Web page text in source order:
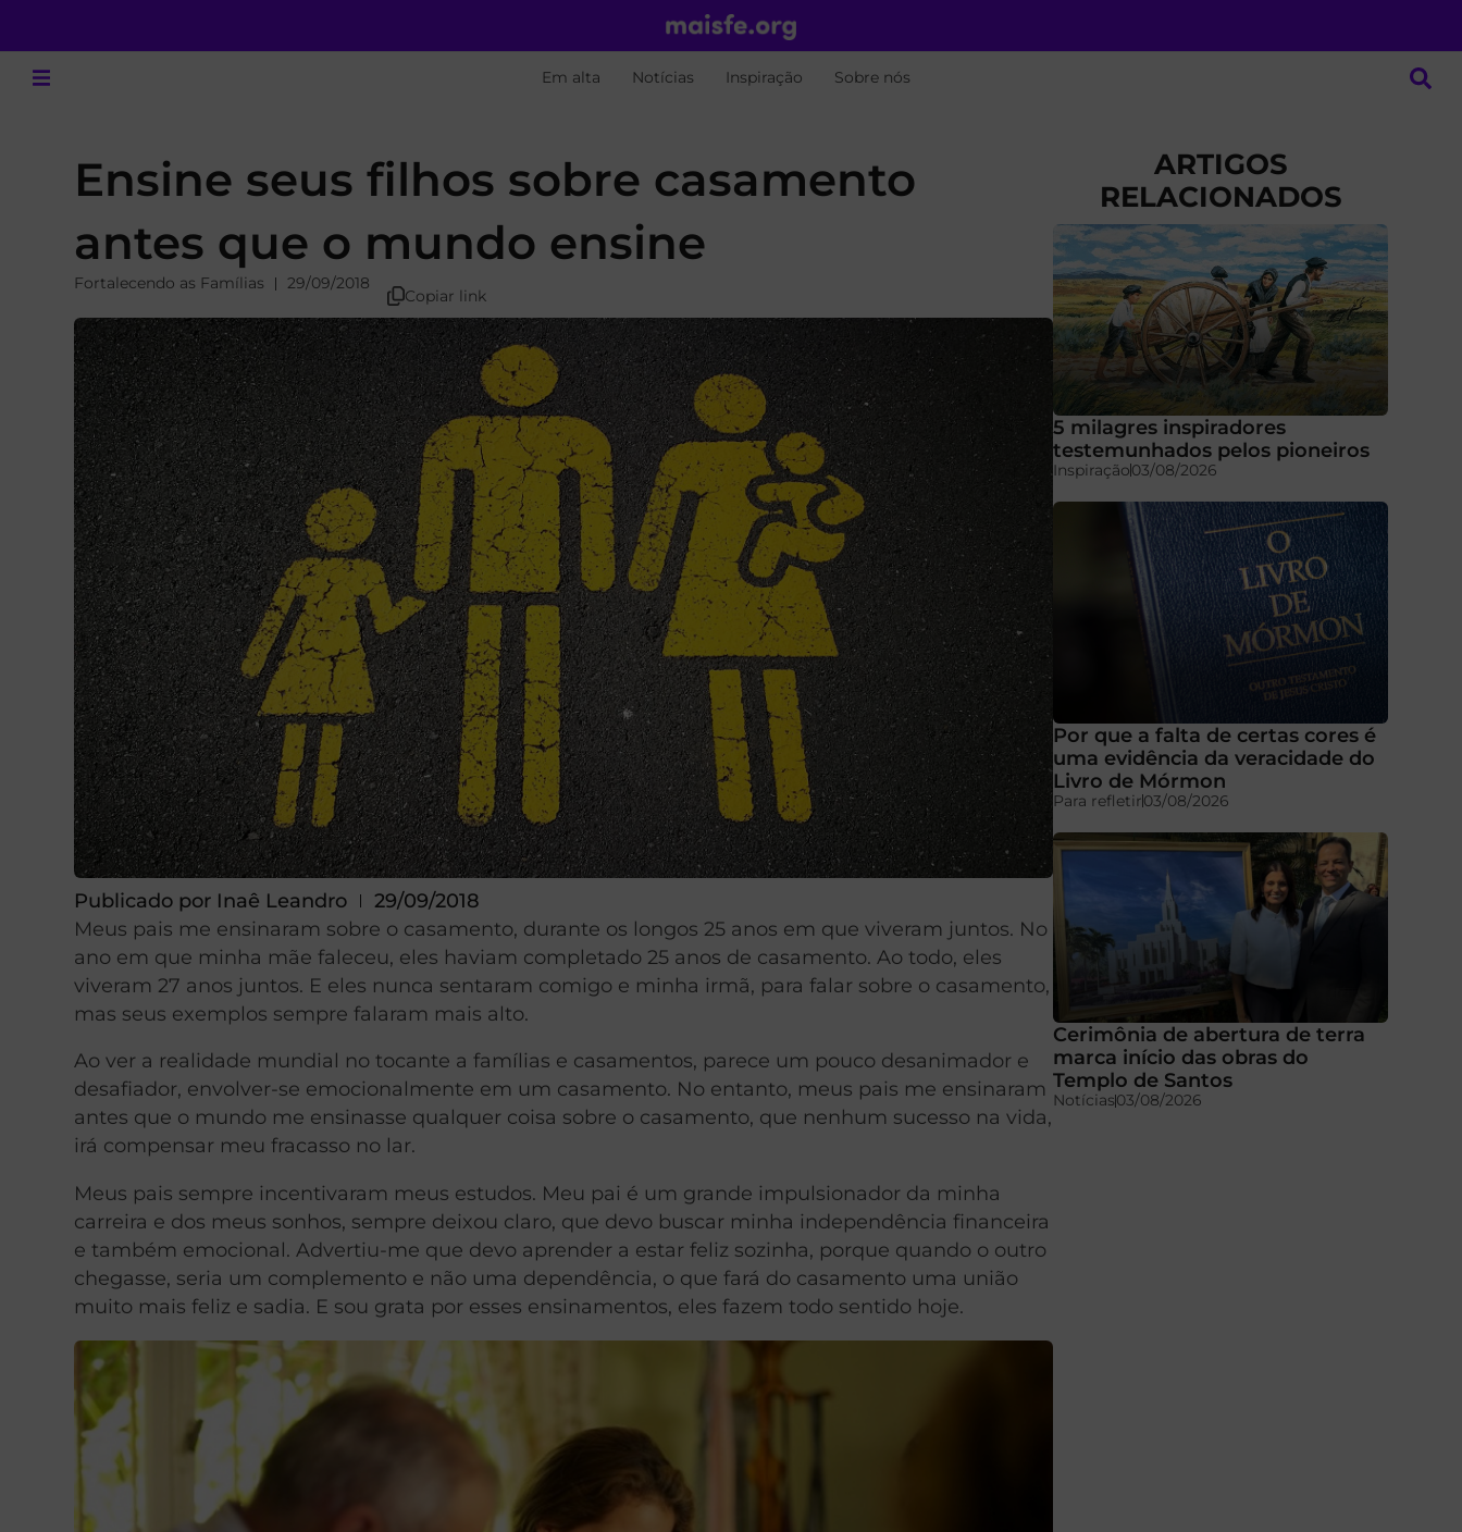
Em alta Notícias Inspiração Sobre nós
Ensine seus filhos sobre casamento
antes que o mundo ensine
Fortalecendo as Famílias 29/09/2018
Copiar link
Publicado por Inaê Leandro
29/09/2018
Meus pais me ensinaram sobre o casamento, durante os longos 25 anos em que viveram juntos. No
ano em que minha mãe faleceu, eles haviam completado 25 anos de casamento. Ao todo, eles
viveram 27 anos juntos. E eles nunca sentaram comigo e minha irmã, para falar sobre o casamento,
mas seus exemplos sempre falaram mais alto.
Ao ver a realidade mundial no tocante a famílias e casamentos, parece um pouco desanimador e
desafiador, envolver-se emocionalmente em um casamento. No entanto, meus pais me ensinaram
antes que o mundo me ensinasse qualquer coisa sobre o casamento, que nenhum sucesso na vida,
irá compensar meu fracasso no lar.
Meus pais sempre incentivaram meus estudos. Meu pai é um grande impulsionador da minha
carreira e dos meus sonhos, sempre deixou claro, que devo buscar minha independência financeira
e também emocional. Advertiu-me que devo aprender a estar feliz sozinha, porque quando o outro
chegasse, seria um complemento e não uma dependência, o que fará do casamento uma união
muito mais feliz e sadia. E sou grata por esses ensinamentos, eles fazem todo sentido hoje.
ARTIGOS
RELACIONADOS
5 milagres inspiradores
testemunhados pelos pioneiros
Inspiração03/08/2026
Por que a falta de certas cores é
uma evidência da veracidade do
Livro de Mórmon
Para refletir03/08/2026
Cerimônia de abertura de terra
marca início das obras do
Templo de Santos
Notícias03/08/2026